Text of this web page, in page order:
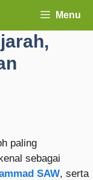
Menu
paling
sebagai
SAW, serta